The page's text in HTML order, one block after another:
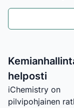
helposti
iChemistry on
pilvipohjainen